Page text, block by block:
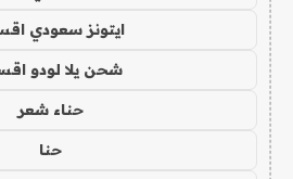
ايتونز سعودي
شحن يلا لودو
حناء شعر
حنا